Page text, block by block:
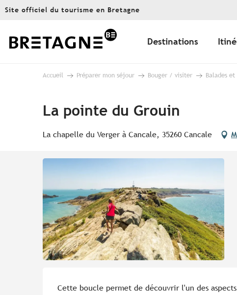
Aller
principal
Site officiel du tourisme en Bretagne
Destinations
Accueil Préparer mon séjour Bouger / visiter Balades et
La pointe du Grouin
La chapelle du Verger à Cancale, 35260 Cancale
Cette boucle permet de découvrir l'un des